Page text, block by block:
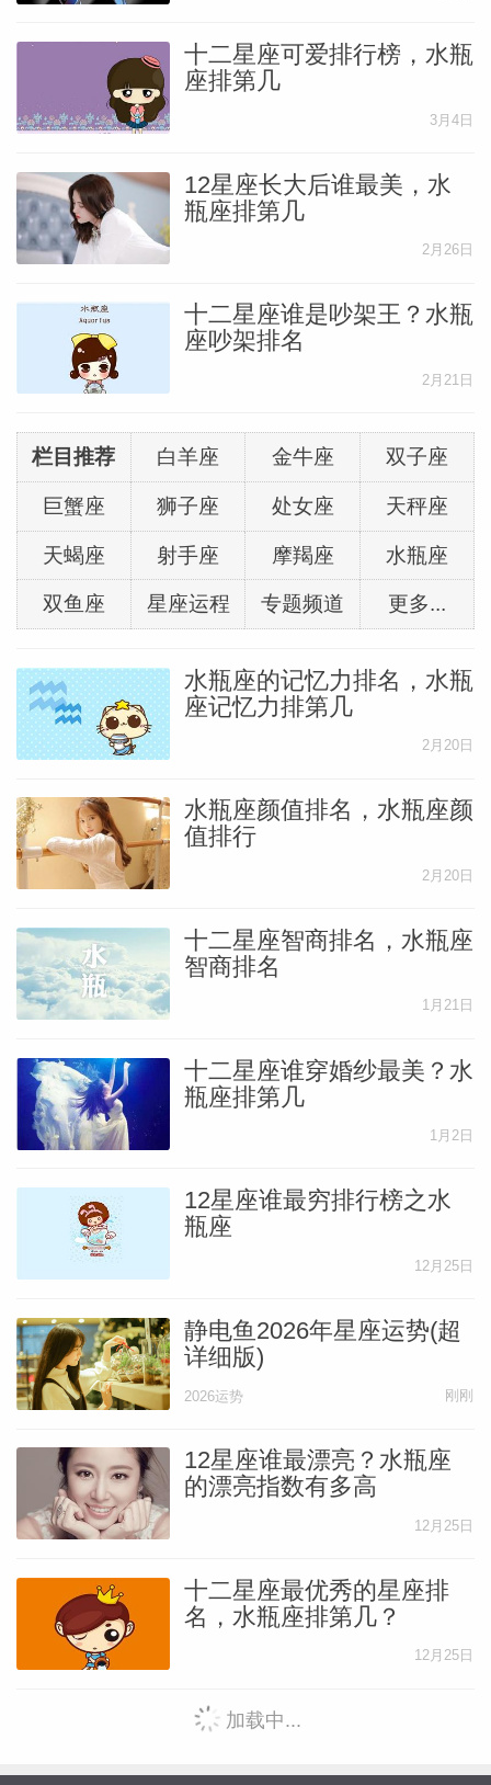
十二星座可爱排行榜，水瓶
座排第几
3月4日
12星座长大后谁最美，水
瓶座排第几
2月26日
十二星座谁是吵架王？水瓶
座吵架排名
2月21日
栏目推荐 白羊座 金牛座 双子座
巨蟹座 狮子座 处女座 天秤座
天蝎座 射手座 摩羯座 水瓶座
双鱼座 星座运程 专题频道 更多...
水瓶座的记忆力排名，水瓶
座记忆力排第几
2月20日
水瓶座颜值排名，水瓶座颜
值排行
2月20日
十二星座智商排名，水瓶座
智商排名
1月21日
十二星座谁穿婚纱最美？水
瓶座排第几
1月2日
12星座谁最穷排行榜之水
瓶座
12月25日
静电鱼2026年星座运势(超
详细版)
2026运势 刚刚
12星座谁最漂亮？水瓶座
的漂亮指数有多高
12月25日
十二星座最优秀的星座排
名，水瓶座排第几？
12月25日
加载中...